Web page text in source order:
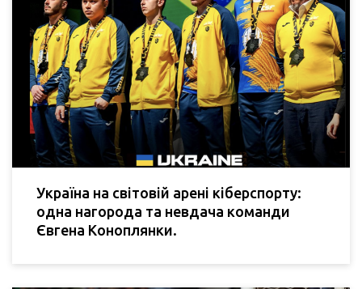
Україна на світовій арені кіберспорту:
одна нагорода та невдача команди
Євгена Коноплянки.